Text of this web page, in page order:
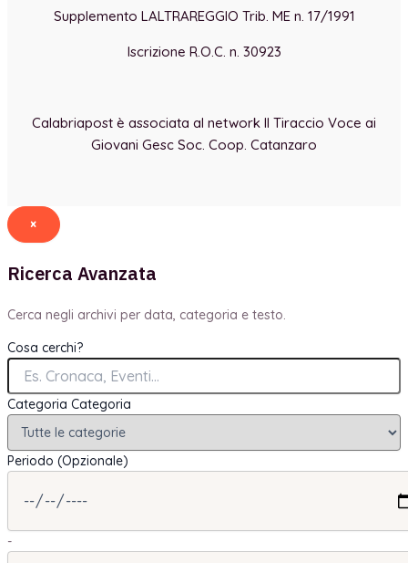
Supplemento LALTRAREGGIO Trib. ME n. 17/1991
Iscrizione R.O.C. n. 30923
Calabriapost è associata al network Il Tiraccio Voce ai
Giovani Gesc Soc. Coop. Catanzaro
×
Ricerca Avanzata
Cerca negli archivi per data, categoria e testo.
Cosa cerchi?
Categoria Categoria
Periodo (Opzionale)
-